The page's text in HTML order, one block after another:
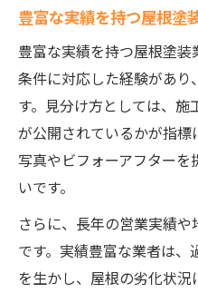
豊富な実績を持つ屋根塗
豊富な実績を持つ屋根塗
条件に対応した経験があ
す。見分け方としては、
が公開されているかが指
写真やビフォーアフター
いです。
さらに、長年の営業実績
です。実績豊富な業者は
を生かし、屋根の劣化状